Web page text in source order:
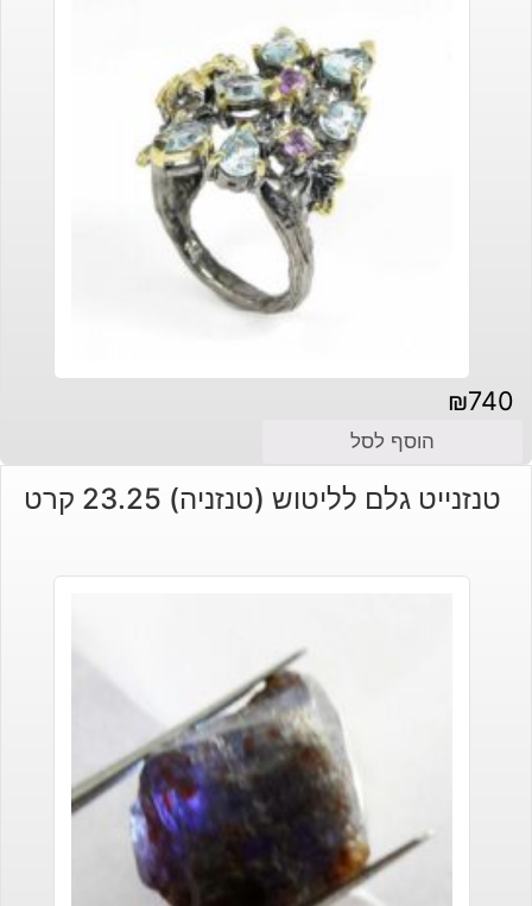
₪740
הוסף לסל
טנזנייט גלם לליטוש (טנזניה) 23.25 קרט